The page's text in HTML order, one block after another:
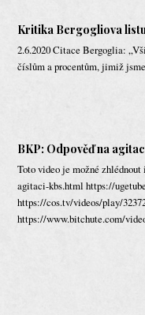
Kritika Bergogliova listu
2.6.2020 Citace Bergoglia:
číslům a procentům, jimiž
BKP: Odpověď na
Toto video je možné
agitaci-kbs.html https://
https://cos.tv/videos/play/
https://www.bitchute.com/